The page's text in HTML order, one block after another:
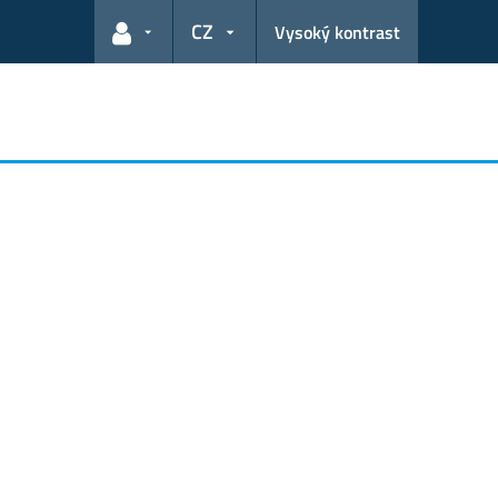
Odkazy pro uživatele
CZ Vysoký kontrast